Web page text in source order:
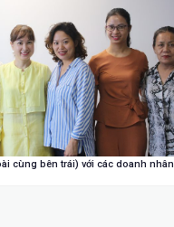
cùng bên trái) với các doanh nhân